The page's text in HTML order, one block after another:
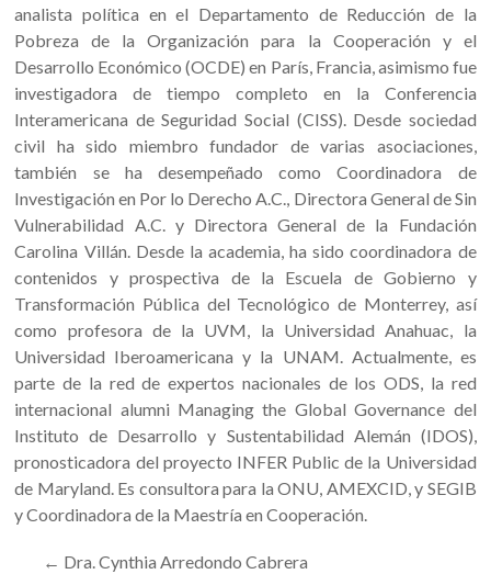
analista política en el Departamento de Reducción de la
Pobreza de la Organización para la Cooperación y el
Desarrollo Económico (OCDE) en París, Francia, asimismo fue
investigadora de tiempo completo en la Conferencia
Interamericana de Seguridad Social (CISS). Desde sociedad
civil ha sido miembro fundador de varias asociaciones,
también se ha desempeñado como Coordinadora de
Investigación en Por lo Derecho A.C., Directora General de Sin
Vulnerabilidad A.C. y Directora General de la Fundación
Carolina Villán. Desde la academia, ha sido coordinadora de
contenidos y prospectiva de la Escuela de Gobierno y
Transformación Pública del Tecnológico de Monterrey, así
como profesora de la UVM, la Universidad Anahuac, la
Universidad Iberoamericana y la UNAM. Actualmente, es
parte de la red de expertos nacionales de los ODS, la red
internacional alumni Managing the Global Governance del
Instituto de Desarrollo y Sustentabilidad Alemán (IDOS),
pronosticadora del proyecto INFER Public de la Universidad
de Maryland. Es consultora para la ONU, AMEXCID, y SEGIB
y Coordinadora de la Maestría en Cooperación.
← Dra. Cynthia Arredondo Cabrera